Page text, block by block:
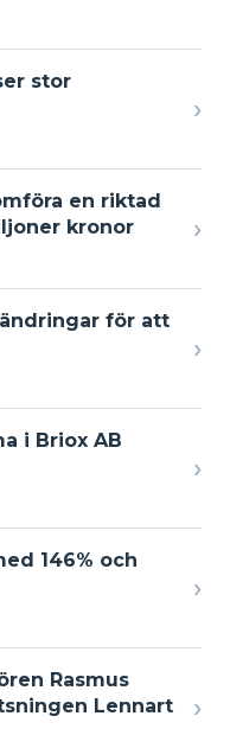
stor
›
en riktad
kronor
›
för att
›
i Briox AB
›
146% och
›
Rasmus
Lennart
›